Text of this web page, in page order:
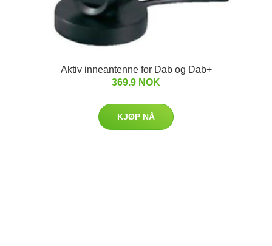
Aktiv inneantenne for Dab og Dab+
369.9 NOK
KJØP NÅ